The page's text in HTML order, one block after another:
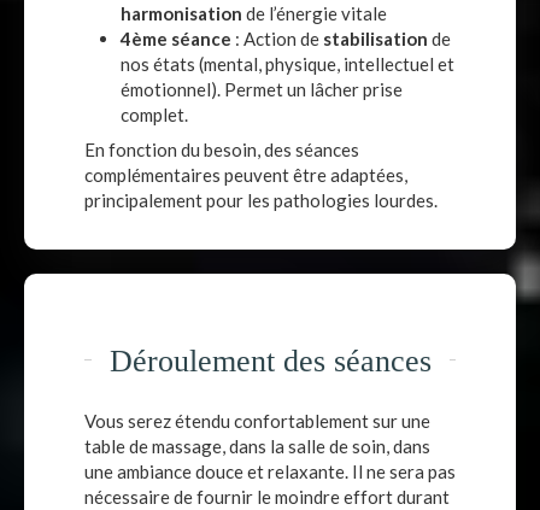
harmonisation de l’énergie vitale
4ème séance : Action de stabilisation de
nos états (mental, physique, intellectuel et
émotionnel). Permet un lâcher prise
complet.
En fonction du besoin, des séances
complémentaires peuvent être adaptées,
principalement pour les pathologies lourdes.
Déroulement des séances
Vous serez étendu confortablement sur une
table de massage, dans la salle de soin, dans
une ambiance douce et relaxante. Il ne sera pas
nécessaire de fournir le moindre effort durant